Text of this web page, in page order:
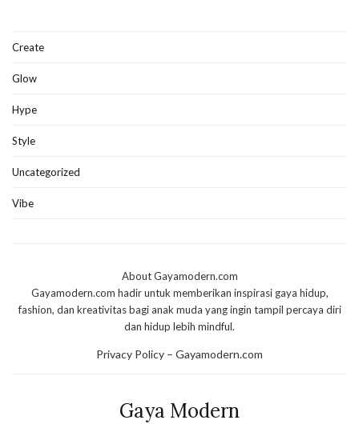
Create
Glow
Hype
Style
Uncategorized
Vibe
About Gayamodern.com
Gayamodern.com hadir untuk memberikan inspirasi gaya hidup,
fashion, dan kreativitas bagi anak muda yang ingin tampil percaya diri
dan hidup lebih mindful.
Privacy Policy – Gayamodern.com
Gaya Modern